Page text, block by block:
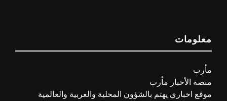
معلومات
مأرب
منصة الأخبار مأرب
موقع اخباري يهتم بالشؤون المحلية والعربية والعالمية